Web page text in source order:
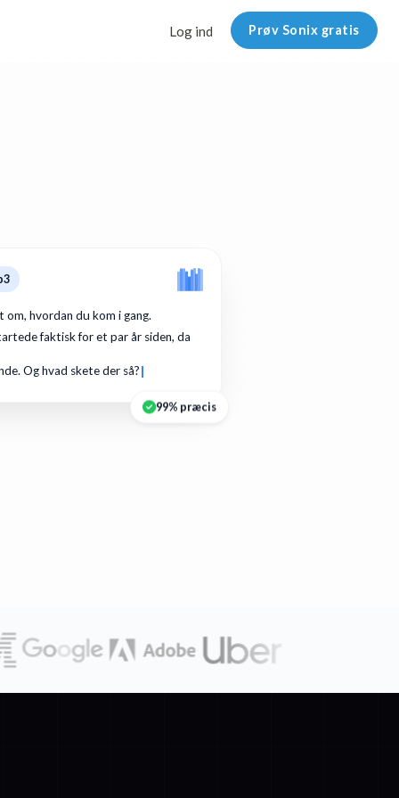
Log ind Prøv Sonix gratis
hvordan du kom i gang.
faktisk for et par år siden, da
Og hvad skete der så?
99% præcis